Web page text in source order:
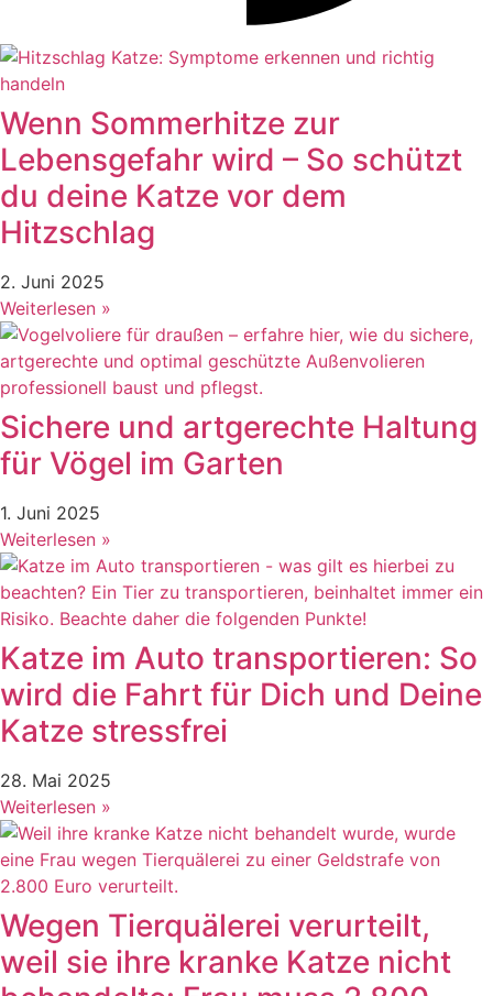
Wenn Sommerhitze zur
Lebensgefahr wird – So schützt
du deine Katze vor dem
Hitzschlag
2. Juni 2025
Weiterlesen »
Sichere und artgerechte Haltung
für Vögel im Garten
1. Juni 2025
Weiterlesen »
Katze im Auto transportieren: So
wird die Fahrt für Dich und Deine
Katze stressfrei
28. Mai 2025
Weiterlesen »
Wegen Tierquälerei verurteilt,
weil sie ihre kranke Katze nicht